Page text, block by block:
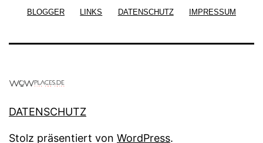
BLOGGER LINKS DATENSCHUTZ IMPRESSUM
DATENSCHUTZ
Stolz präsentiert von WordPress.